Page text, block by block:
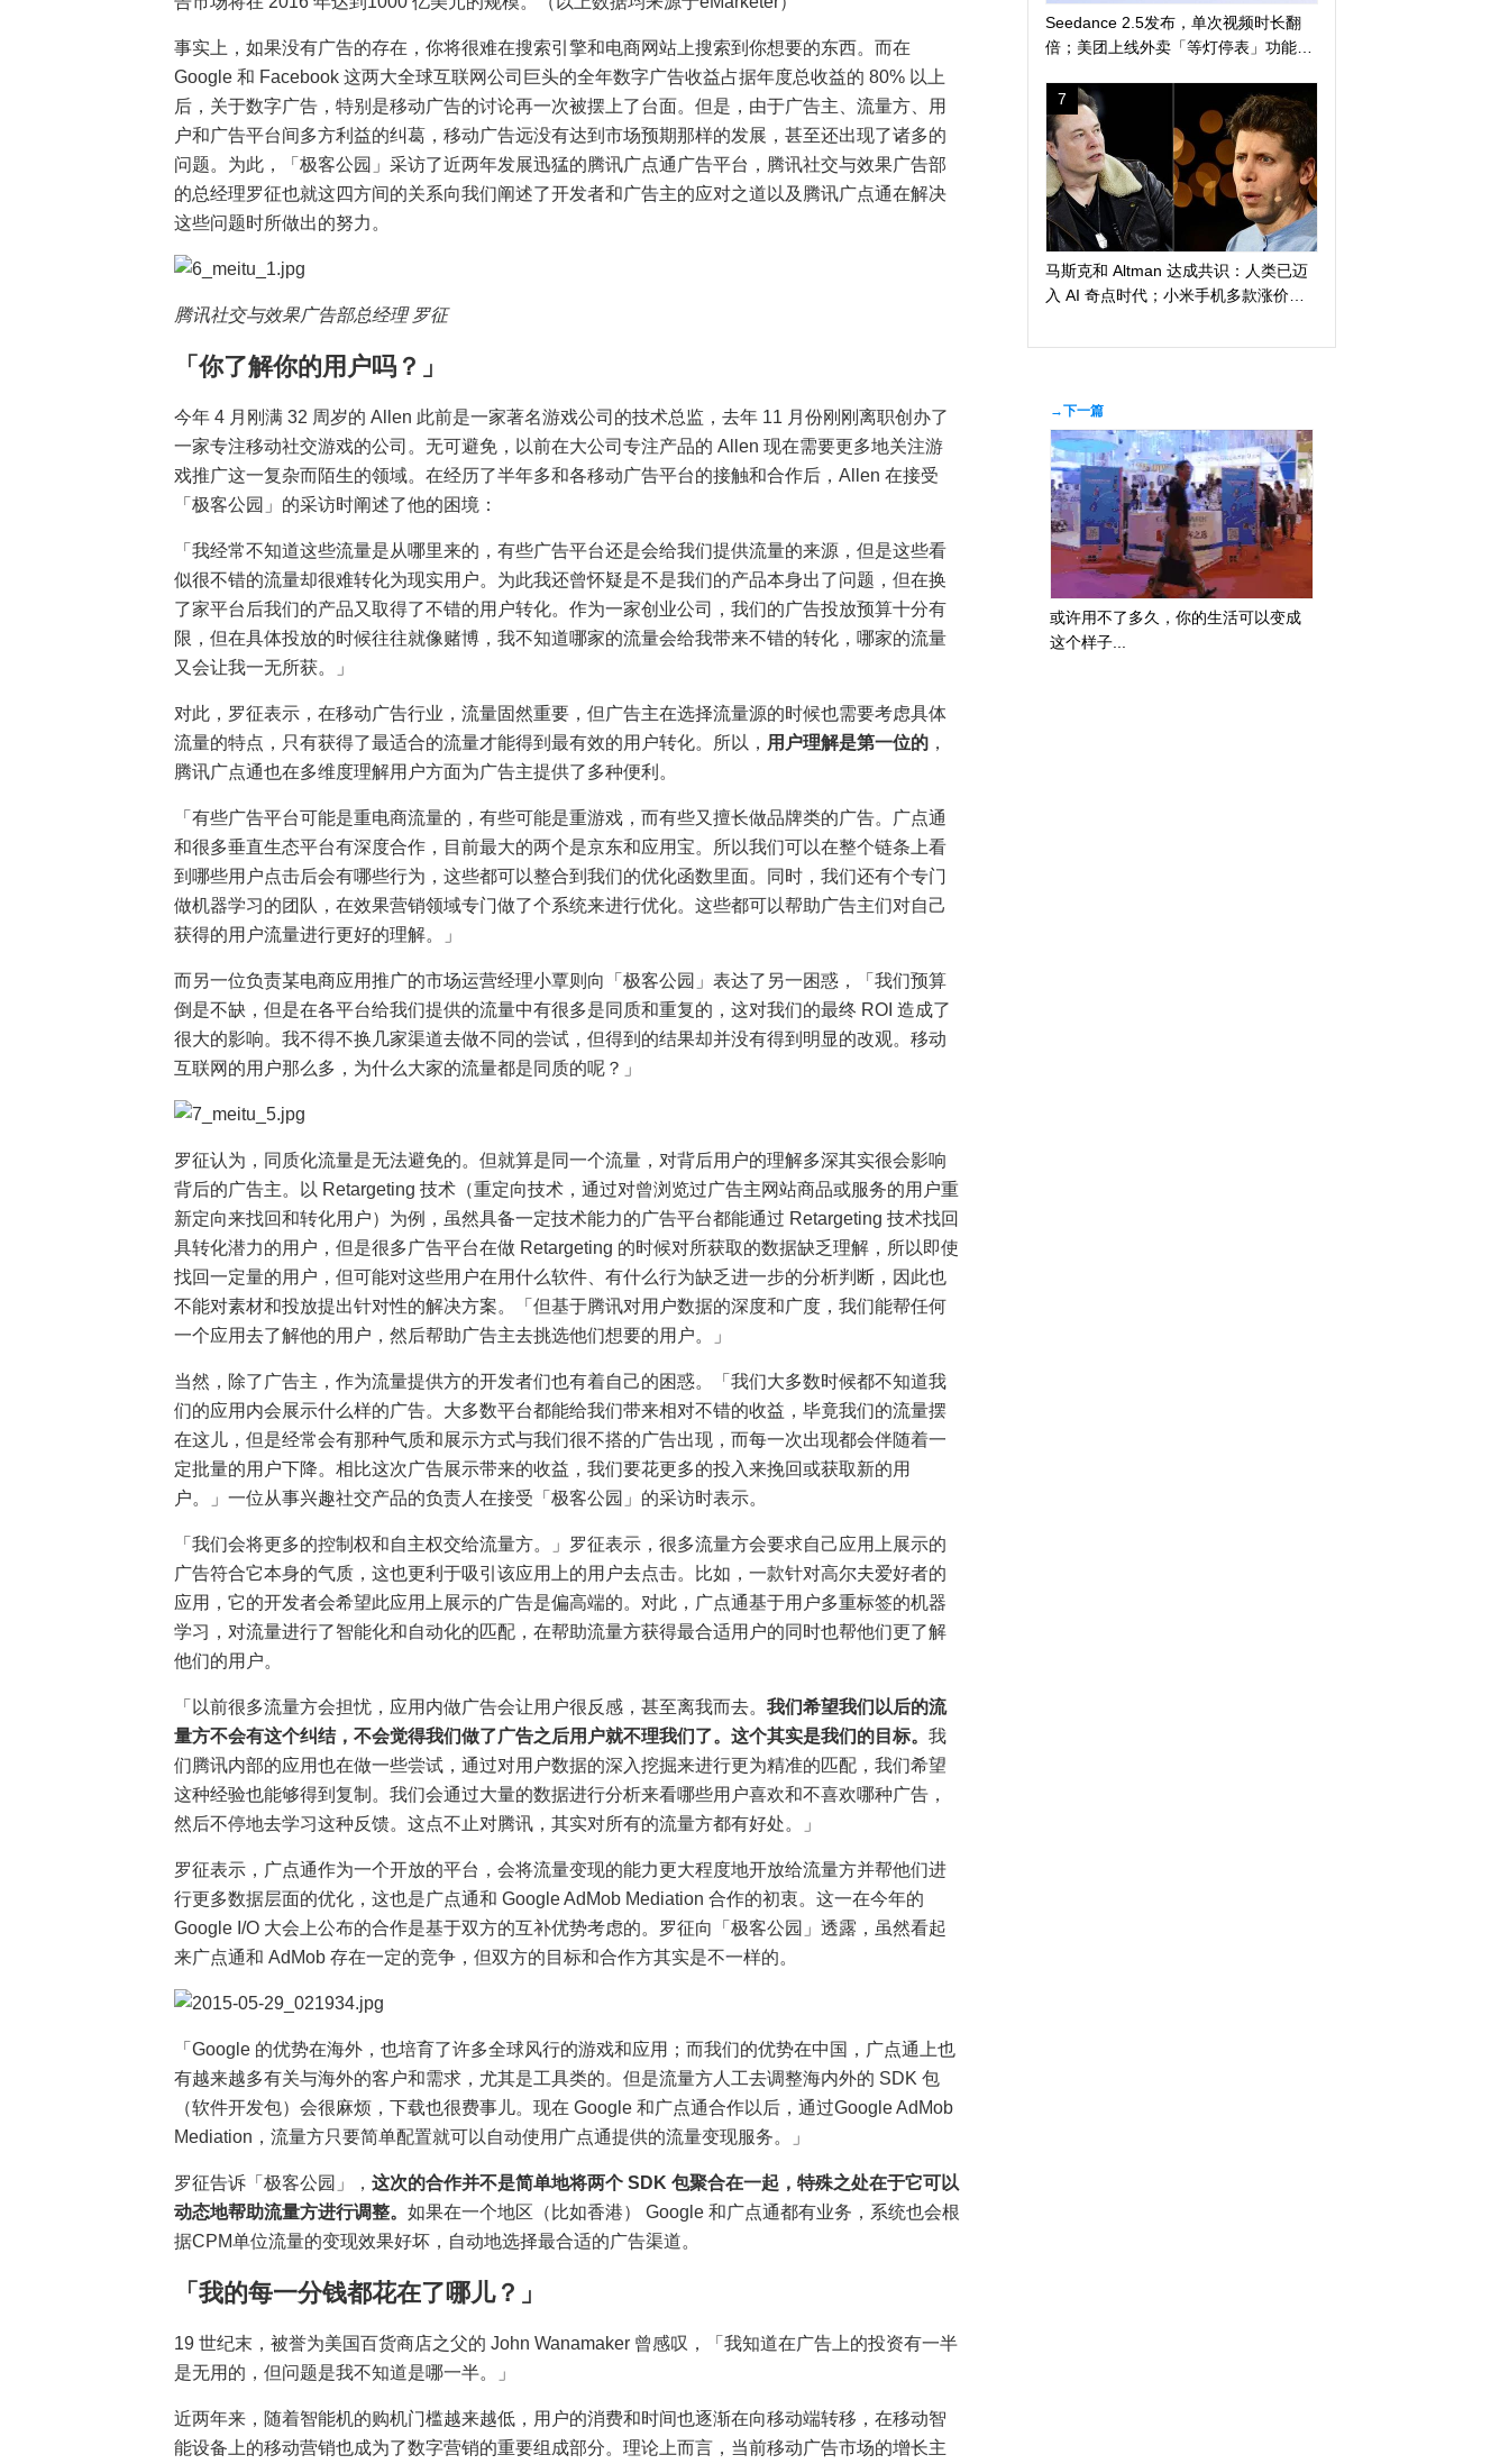
事实上，如果没有广告的存在，你将很难在搜索引擎和电商网站上搜索到你想要的东西。而在
Google 和 Facebook 这两大全球互联网公司巨头的全年数字广告收益占据年度总收益的 80% 以上
后，关于数字广告，特别是移动广告的讨论再一次被摆上了台面。但是，由于广告主、流量方、用
户和广告平台间多方利益的纠葛，移动广告远没有达到市场预期那样的发展，甚至还出现了诸多的
问题。为此，「极客公园」采访了近两年发展迅猛的腾讯广点通广告平台，腾讯社交与效果广告部
的总经理罗征也就这四方间的关系向我们阐述了开发者和广告主的应对之道以及腾讯广点通在解决
这些问题时所做出的努力。
腾讯社交与效果广告部总经理 罗征
「你了解你的用户吗？」
今年 4 月刚满 32 周岁的 Allen 此前是一家著名游戏公司的技术总监，去年 11 月份刚刚离职创办了
一家专注移动社交游戏的公司。无可避免，以前在大公司专注产品的 Allen 现在需要更多地关注游
戏推广这一复杂而陌生的领域。在经历了半年多和各移动广告平台的接触和合作后，Allen 在接受
「极客公园」的采访时阐述了他的困境：
「我经常不知道这些流量是从哪里来的，有些广告平台还是会给我们提供流量的来源，但是这些看
似很不错的流量却很难转化为现实用户。为此我还曾怀疑是不是我们的产品本身出了问题，但在换
了家平台后我们的产品又取得了不错的用户转化。作为一家创业公司，我们的广告投放预算十分有
限，但在具体投放的时候往往就像赌博，我不知道哪家的流量会给我带来不错的转化，哪家的流量
又会让我一无所获。」
对此，罗征表示，在移动广告行业，流量固然重要，但广告主在选择流量源的时候也需要考虑具体
流量的特点，只有获得了最适合的流量才能得到最有效的用户转化。所以， 用户理解是第一位的，
腾讯广点通也在多维度理解用户方面为广告主提供了多种便利。
「有些广告平台可能是重电商流量的，有些可能是重游戏，而有些又擅长做品牌类的广告。广点通
和很多垂直生态平台有深度合作，目前最大的两个是京东和应用宝。所以我们可以在整个链条上看
到哪些用户点击后会有哪些行为，这些都可以整合到我们的优化函数里面。同时，我们还有个专门
做机器学习的团队，在效果营销领域专门做了个系统来进行优化。这些都可以帮助广告主们对自己
获得的用户流量进行更好的理解。」
而另一位负责某电商应用推广的市场运营经理小覃则向「极客公园」表达了另一困惑，「我们预算
倒是不缺，但是在各平台给我们提供的流量中有很多是同质和重复的，这对我们的最终 ROI 造成了
很大的影响。我不得不换几家渠道去做不同的尝试，但得到的结果却并没有得到明显的改观。移动
互联网的用户那么多，为什么大家的流量都是同质的呢？」
罗征认为，同质化流量是无法避免的。但就算是同一个流量，对背后用户的理解多深其实很会影响
背后的广告主。以 Retargeting 技术（重定向技术，通过对曾浏览过广告主网站商品或服务的用户重
新定向来找回和转化用户）为例，虽然具备一定技术能力的广告平台都能通过 Retargeting 技术找回
具转化潜力的用户，但是很多广告平台在做 Retargeting 的时候对所获取的数据缺乏理解，所以即使
找回一定量的用户，但可能对这些用户在用什么软件、有什么行为缺乏进一步的分析判断，因此也
不能对素材和投放提出针对性的解决方案。「但基于腾讯对用户数据的深度和广度，我们能帮任何
一个应用去了解他的用户，然后帮助广告主去挑选他们想要的用户。」
当然，除了广告主，作为流量提供方的开发者们也有着自己的困惑。「我们大多数时候都不知道我
们的应用内会展示什么样的广告。大多数平台都能给我们带来相对不错的收益，毕竟我们的流量摆
在这儿，但是经常会有那种气质和展示方式与我们很不搭的广告出现，而每一次出现都会伴随着一
定批量的用户下降。相比这次广告展示带来的收益，我们要花更多的投入来挽回或获取新的用
户。」一位从事兴趣社交产品的负责人在接受「极客公园」的采访时表示。
「我们会将更多的控制权和自主权交给流量方。」罗征表示，很多流量方会要求自己应用上展示的
广告符合它本身的气质，这也更利于吸引该应用上的用户去点击。比如，一款针对高尔夫爱好者的
应用，它的开发者会希望此应用上展示的广告是偏高端的。对此，广点通基于用户多重标签的机器
学习，对流量进行了智能化和自动化的匹配，在帮助流量方获得最合适用户的同时也帮他们更了解
他们的用户。
「以前很多流量方会担忧，应用内做广告会让用户很反感，甚至离我而去。 我们希望我们以后的流
量方不会有这个纠结，不会觉得我们做了广告之后用户就不理我们了。这个其实是我们的目标。 我
们腾讯内部的应用也在做一些尝试，通过对用户数据的深入挖掘来进行更为精准的匹配，我们希望
这种经验也能够得到复制。我们会通过大量的数据进行分析来看哪些用户喜欢和不喜欢哪种广告，
然后不停地去学习这种反馈。这点不止对腾讯，其实对所有的流量方都有好处。」
罗征表示，广点通作为一个开放的平台，会将流量变现的能力更大程度地开放给流量方并帮他们进
行更多数据层面的优化，这也是广点通和 Google AdMob Mediation 合作的初衷。这一在今年的
Google I/O 大会上公布的合作是基于双方的互补优势考虑的。罗征向「极客公园」透露，虽然看起
来广点通和 AdMob 存在一定的竞争，但双方的目标和合作方其实是不一样的。
「Google 的优势在海外，也培育了许多全球风行的游戏和应用；而我们的优势在中国，广点通上也
有越来越多有关与海外的客户和需求，尤其是工具类的。但是流量方人工去调整海内外的 SDK 包
（软件开发包）会很麻烦，下载也很费事儿。现在 Google 和广点通合作以后，通过Google AdMob
Mediation，流量方只要简单配置就可以自动使用广点通提供的流量变现服务。」
罗征告诉「极客公园」， 这次的合作并不是简单地将两个 SDK 包聚合在一起，特殊之处在于它可以
动态地帮助流量方进行调整。 如果在一个地区（比如香港） Google 和广点通都有业务，系统也会根
据CPM单位流量的变现效果好坏，自动地选择最合适的广告渠道。
「我的每一分钱都花在了哪儿？」
19 世纪末，被誉为美国百货商店之父的 John Wanamaker 曾感叹，「我知道在广告上的投资有一半
是无用的，但问题是我不知道是哪一半。」
近两年来，随着智能机的购机门槛越来越低，用户的消费和时间也逐渐在向移动端转移，在移动智
能设备上的移动营销也成为了数字营销的重要组成部分。理论上而言，当前移动广告市场的增长主
Seedance 2.5发布，单次视频时长翻
倍；美团上线外卖「等灯停表」功能；
7
马斯克和 Altman 达成共识：人类已迈
入 AI 奇点时代；小米手机多款涨价
致产品延期发布
→下一篇
或许用不了多久，你的生活可以变成
这个样子...